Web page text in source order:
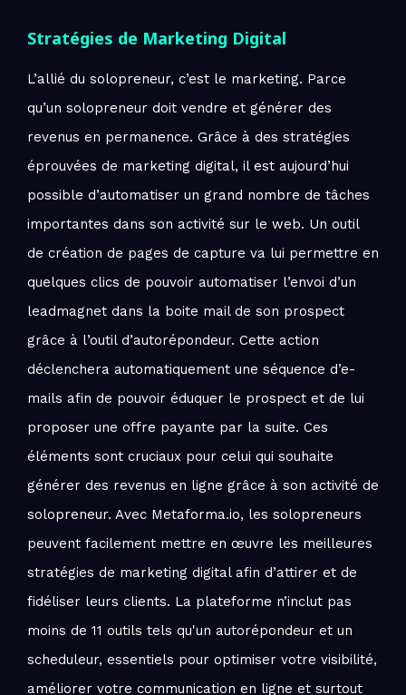
Stratégies de Marketing Digital
L’allié du solopreneur, c’est le marketing. Parce
qu’un solopreneur doit vendre et générer des
revenus en permanence. Grâce à des stratégies
éprouvées de marketing digital, il est aujourd’hui
possible d’automatiser un grand nombre de tâches
importantes dans son activité sur le web. Un outil
de création de pages de capture va lui permettre en
quelques clics de pouvoir automatiser l’envoi d’un
leadmagnet dans la boite mail de son prospect
grâce à l’outil d’autorépondeur. Cette action
déclenchera automatiquement une séquence d’e-
mails afin de pouvoir éduquer le prospect et de lui
proposer une offre payante par la suite. Ces
éléments sont cruciaux pour celui qui souhaite
générer des revenus en ligne grâce à son activité de
solopreneur. Avec Metaforma.io, les solopreneurs
peuvent facilement mettre en œuvre les meilleures
stratégies de marketing digital afin d’attirer et de
fidéliser leurs clients. La plateforme n’inclut pas
moins de 11 outils tels qu'un autorépondeur et un
scheduleur, essentiels pour optimiser votre visibilité,
améliorer votre communication en ligne et surtout